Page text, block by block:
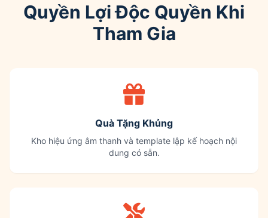
Quyền Lợi Độc Quyền Khi
Tham Gia
Quà Tặng Khủng
Kho hiệu ứng âm thanh và template lập kế hoạch nội
dung có sẵn.